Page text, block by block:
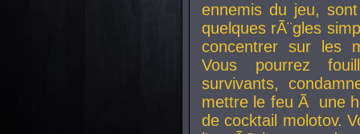
ennemis du jeu,
quelques rÃ¨gles
concentrer sur les
Vous pourrez
survivants,
mettre le feu Ã une
de cocktail molotov.